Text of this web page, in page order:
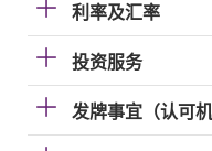
利率及汇率
投资服务
发牌事宜（认可